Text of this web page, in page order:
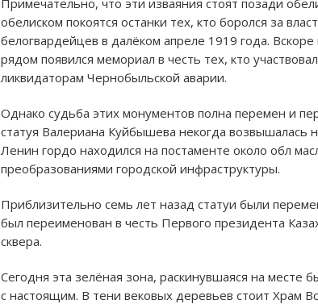
обелиском покоятся останки тех, кто боролся за
белогвардейцев в далёком апреле 1919 года.
рядом появился мемориал в честь тех, кто
ликвидаторам Чернобыльской аварии.
Однако судьба этих монументов полна перемен и
статуя Валериана Куйбышева некогда возвышалась
Ленин гордо находился на постаменте около обл
преобразованиями городской инфраструктуры.
Приблизительно семь лет назад статуи были
был переименован в честь Первого президента
сквера.
Сегодня эта зелёная зона, раскинувшаяся на месте
с настоящим. В тени вековых деревьев стоит Храм